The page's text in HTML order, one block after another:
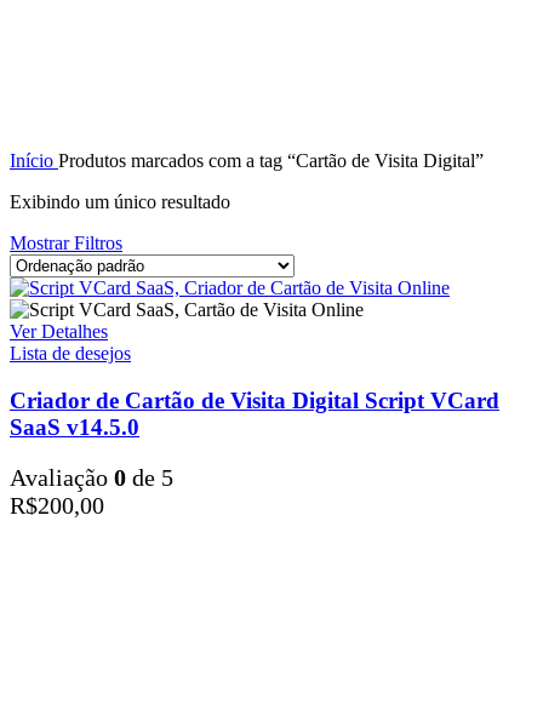
Início Produtos marcados com a tag “Cartão de Visita Digital”
Exibindo um único resultado
Mostrar Filtros
Ver Detalhes
Lista de desejos
Criador de Cartão de Visita Digital Script VCard
SaaS v14.5.0
Avaliação 0 de 5
R$200,00